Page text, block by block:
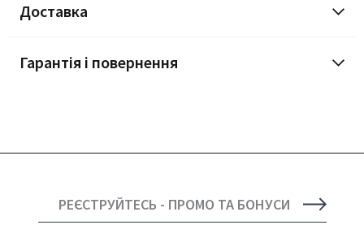
Доставка
Гарантія і повернення
РЕЄСТРУЙТЕСЬ - ПРОМО ТА БОНУСИ